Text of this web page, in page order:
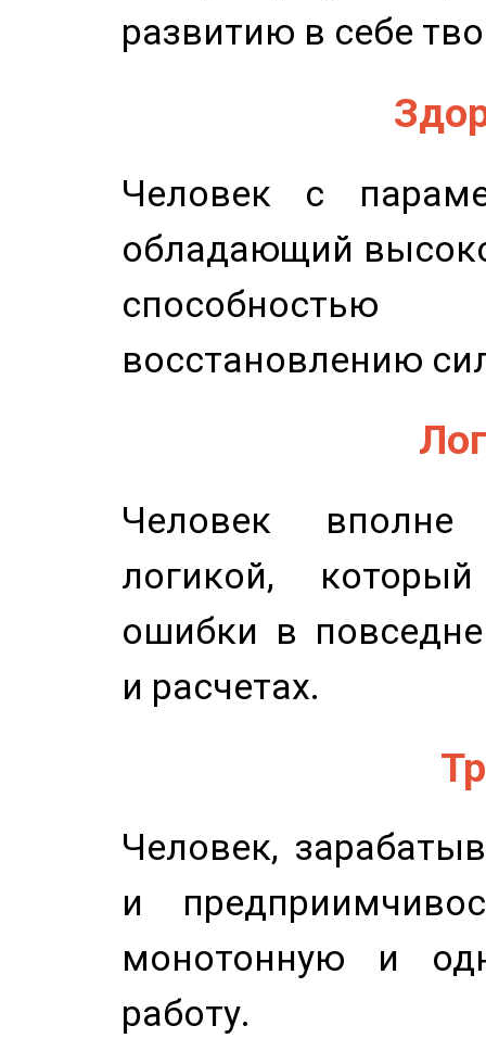
развитию в себе
Человек с
обладающий
восстановлению
Человек
логикой,
ошибки в
и расчетах.
Человек,
и
монотонную и
работу.